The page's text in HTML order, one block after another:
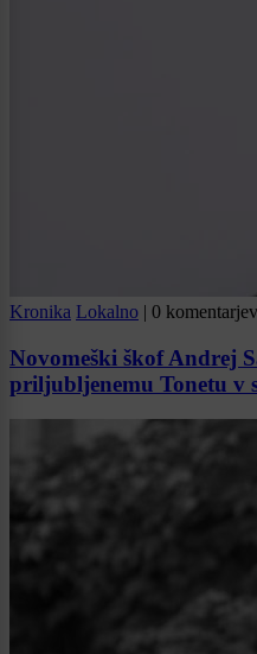
Kronika Lokalno | 0 komentarjev
Novomeški škof Andrej
priljubljenemu Tonetu v